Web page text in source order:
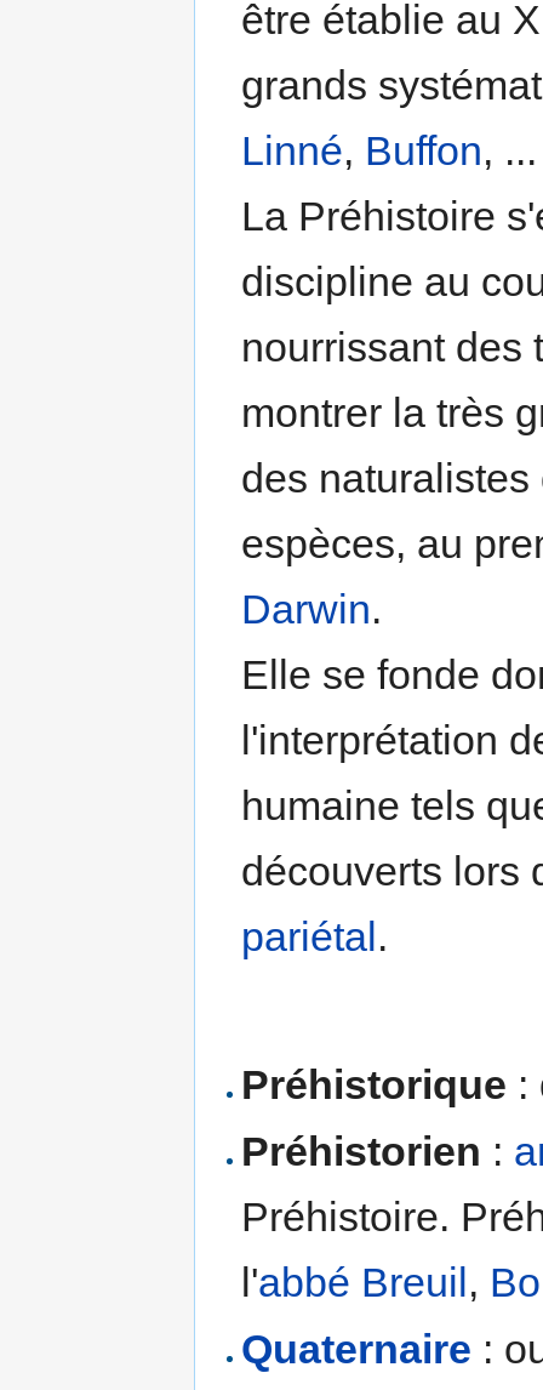
être établie au
grands
Linné, Buffon, ...
La Préhistoire
discipline au
nourrissant des
montrer la très
des
espèces, au
Darwin.
Elle se fonde
l'interprétation
humaine tels
découverts lors
pariétal.
Préhistorique :
Préhistorien :
Préhistoire.
l'abbé Breuil,
Quaternaire :